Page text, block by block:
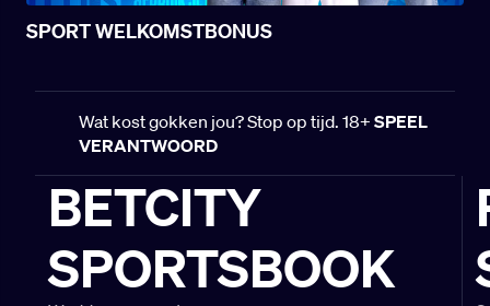
SPORT WELKOMSTBONUS
Wat kost gokken jou? Stop op tijd. 18+ SPEEL
VERANTWOORD
BETCITY
SPORTSBOOK